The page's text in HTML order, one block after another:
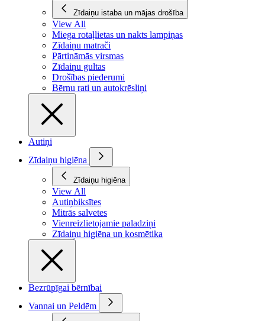
Zīdaiņu istaba un mājas drošība
View All
Miega rotaļlietas un nakts lampiņas
Zīdaiņu matrači
Pārtināmās virsmas
Zīdaiņu gultas
Drošības piederumi
Bērnu rati un autokrēsliņi
Autiņi
Zīdaiņu higiēna
Zīdaiņu higiēna
View All
Autiņbiksītes
Mitrās salvetes
Vienreizlietojamie paladziņi
Zīdaiņu higiēna un kosmētika
Bezrūpīgai bērnībai
Vannai un Peldēm